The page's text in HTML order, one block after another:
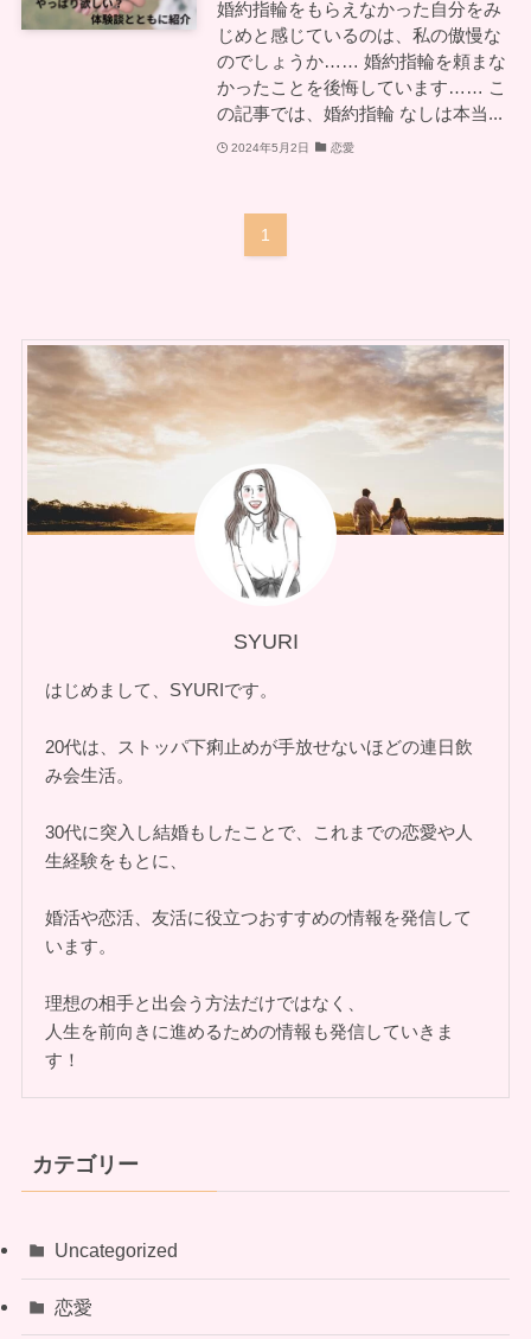
婚約指輪をもらえなかった自分をみ
じめと感じているのは、私の傲慢な
のでしょうか…… 婚約指輪を頼まな
かったことを後悔しています…… こ
の記事では、婚約指輪 なしは本当...
2024年5月2日 恋愛
1
SYURI
はじめまして、SYURIです。
20代は、ストッパ下痢止めが手放せないほどの連日飲
み会生活。
30代に突入し結婚もしたことで、これまでの恋愛や人
生経験をもとに、
婚活や恋活、友活に役立つおすすめの情報を発信して
います。
理想の相手と出会う方法だけではなく、
人生を前向きに進めるための情報も発信していきま
す！
カテゴリー
Uncategorized
恋愛